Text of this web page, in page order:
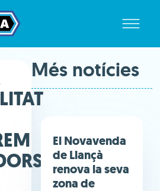
Més notícies
El Novavenda
de Llançà
renova la seva
zona de